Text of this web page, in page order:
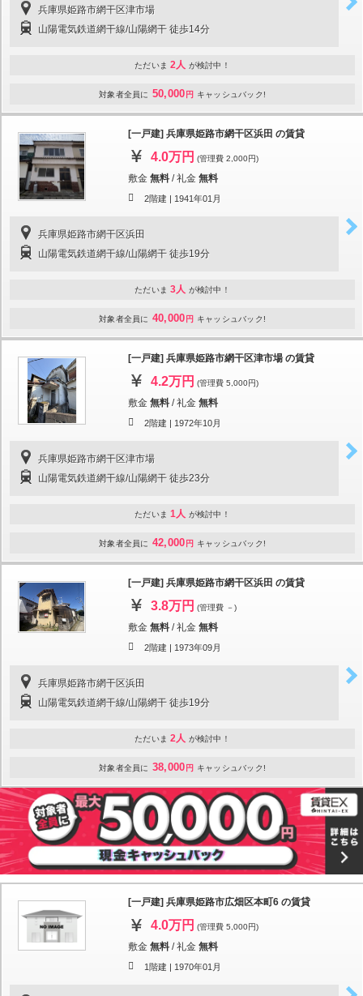
兵庫県姫路市網干区津市場
山陽電気鉄道網干線/山陽網干 徒歩14分
ただいま 2人 が検討中！
対象者全員に 50,000 円 キャッシュバック!
[一戸建] 兵庫県姫路市網干区浜田 の賃貸
4.0万円 (管理費 2,000円)
敷金 無料 /礼金 無料
2階建 | 1941年01月
兵庫県姫路市網干区浜田
山陽電気鉄道網干線/山陽網干 徒歩19分
ただいま 3人 が検討中！
対象者全員に 40,000 円 キャッシュバック!
[一戸建] 兵庫県姫路市網干区津市場 の賃貸
4.2万円 (管理費 5,000円)
敷金 無料 /礼金 無料
2階建 | 1972年10月
兵庫県姫路市網干区津市場
山陽電気鉄道網干線/山陽網干 徒歩23分
ただいま 1人 が検討中！
対象者全員に 42,000 円 キャッシュバック!
[一戸建] 兵庫県姫路市網干区浜田 の賃貸
3.8万円 (管理費 －)
敷金 無料 /礼金 無料
2階建 | 1973年09月
兵庫県姫路市網干区浜田
山陽電気鉄道網干線/山陽網干 徒歩19分
ただいま 2人 が検討中！
対象者全員に 38,000 円 キャッシュバック!
[一戸建] 兵庫県姫路市広畑区本町6 の賃貸
4.0万円 (管理費 5,000円)
敷金 無料 /礼金 無料
1階建 | 1970年01月